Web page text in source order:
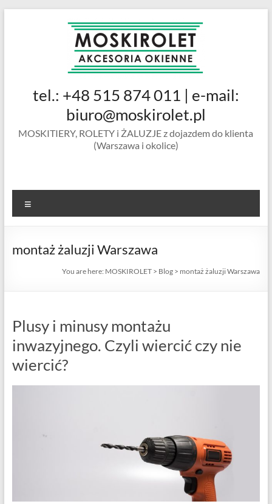
MOSKIROLET
siatki na
okienne |
ramkowe i
drzwiowe
tel.: +48 515 874 011 | e-mail:
biuro@moskirolet.pl
MOSKITIERY, ROLETY i ŻALUZJE z dojazdem do klienta
(Warszawa i okolice)
montaż żaluzji Warszawa
You are here: MOSKIROLET > Blog > montaż żaluzji Warszawa
Plusy i minusy montażu
inwazyjnego. Czyli wiercić czy nie
wiercić?